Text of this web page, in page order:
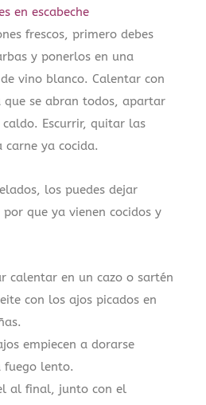
en escabeche
frescos, primero debes
y ponerlos en una
vino blanco. Calentar con
se abran todos, apartar
Escurrir, quitar las
carne ya cocida.
los puedes dejar
que ya vienen cocidos y
calentar en un cazo o sartén
con los ajos picados en
empiecen a dorarse
fuego lento.
al final, junto con el